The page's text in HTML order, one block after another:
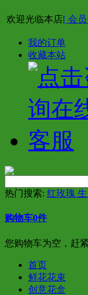
欢迎光临本店[ 会
我的订单
收藏本站
热门搜索: 红玫瑰
购物车0件
您购物车为空，赶
首页
鲜花花束
创意花盒